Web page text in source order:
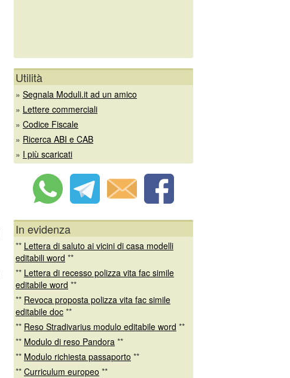
Utilità
» Segnala Moduli.it ad un amico
» Lettere commerciali
» Codice Fiscale
» Ricerca ABI e CAB
» I più scaricati
In evidenza
** Lettera di saluto ai vicini di casa modelli
editabili word **
** Lettera di recesso polizza vita fac simile
editabile word **
** Revoca proposta polizza vita fac simile
editabile doc **
** Reso Stradivarius modulo editabile word **
** Modulo di reso Pandora **
** Modulo richiesta passaporto **
** Curriculum europeo **